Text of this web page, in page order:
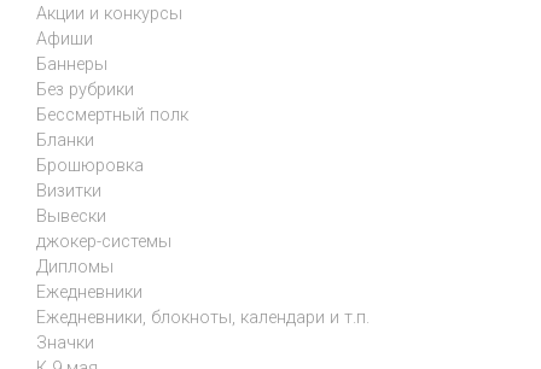
Акции и конкурсы
Афиши
Баннеры
Без рубрики
Бессмертный полк
Бланки
Брошюровка
Визитки
Вывески
джокер-системы
Дипломы
Ежедневники
Ежедневники, блокноты, календари и т.п.
Значки